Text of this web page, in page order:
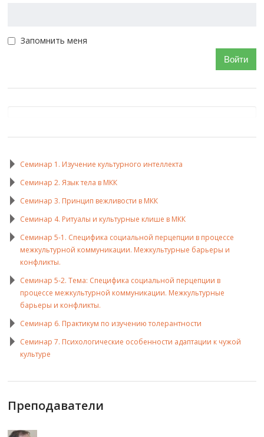
Запомнить меня
Войти
Семинар 1. Изучение культурного интеллекта
Семинар 2. Язык тела в МКК
Семинар 3. Принцип вежливости в МКК
Семинар 4. Ритуалы и культурные клише в МКК
Семинар 5-1. Специфика социальной перцепции в процессе
межкультурной коммуникации. Межкультурные барьеры и
конфликты.
Семинар 5-2. Тема: Специфика социальной перцепции в
процессе межкультурной коммуникации. Межкультурные
барьеры и конфликты.
Семинар 6. Практикум по изучению толерантности
Семинар 7. Психологические особенности адаптации к чужой
культуре
Преподаватели